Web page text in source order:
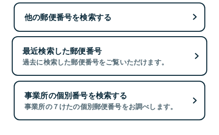
他の郵便番号を検索する
最近検索した郵便番号
過去に検索した郵便番号をご覧いただけます。
事業所の個別番号を検索する
事業所の７けたの個別郵便番号をお調べします。